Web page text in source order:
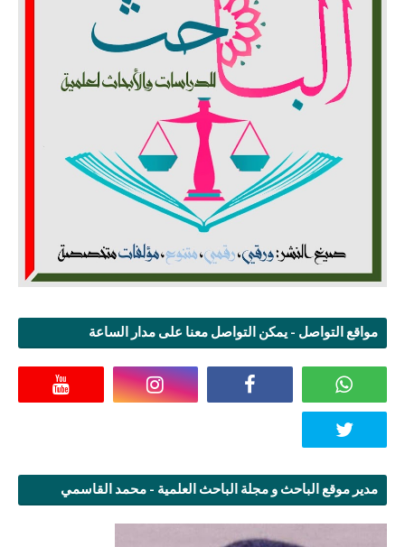
مواقع التواصل - يمكن التواصل معنا على مدار الساعة
مدير موقع الباحث و مجلة الباحث العلمية - محمد القاسمي